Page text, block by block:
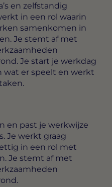
en zelfstandig
in een rol waarin
samenkomen in
Je stemt af met
Je start je werkdag
er speelt en werkt
en past je werkwijze
Je werkt graag
in een rol met
Je stemt af met